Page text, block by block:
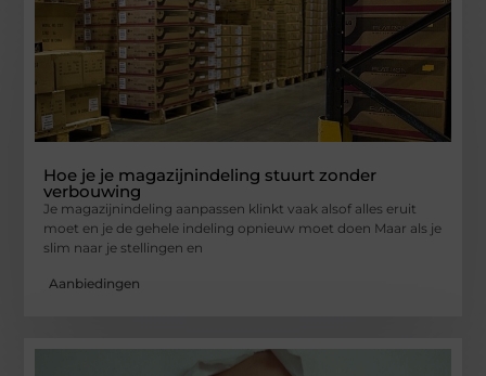
Hoe je je magazijnindeling stuurt zonder
verbouwing
Je magazijnindeling aanpassen klinkt vaak alsof alles eruit
moet en je de gehele indeling opnieuw moet doen Maar als je
slim naar je stellingen en
Aanbiedingen